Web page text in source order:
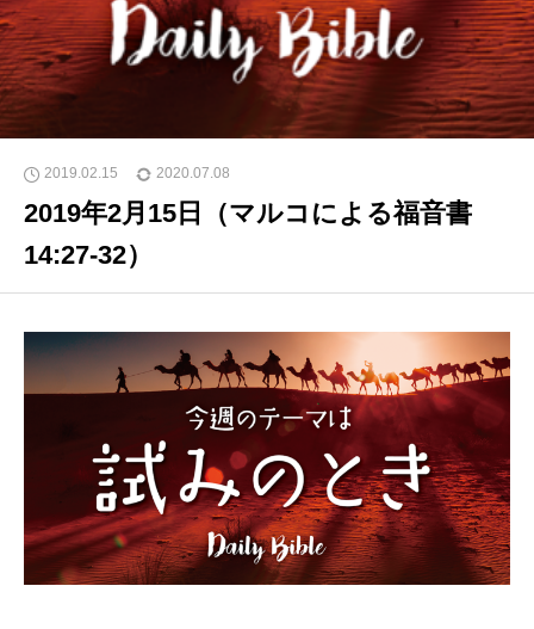
2019.02.15 2020.07.08
2019年2月15日（マルコによる福音書
14:27-32）